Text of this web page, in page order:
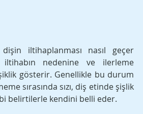
iltihaplanması nasıl geçer
iltihabın nedenine ve ilerleme
gösterir. Genellikle bu durum
sırasında sızı, diş etinde şişlik
belirtilerle kendini belli eder.